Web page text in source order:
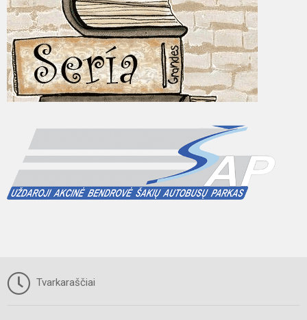
Tvarkaraščiai